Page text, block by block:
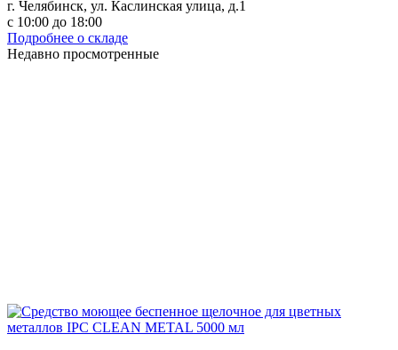
г. Челябинск, ул. Каслинская улица, д.1
с 10:00 до 18:00
Подробнее о складе
Недавно просмотренные